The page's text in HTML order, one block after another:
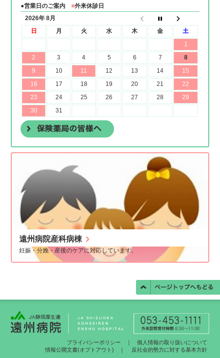
●営業日のご案内■外来休診日
遠州病院産科病棟
妊娠・分娩・産後のケアに対応しています。
プライバシーポリシー ｜個人情報の取り扱いについて
情報公開文書(オプトアウト)
｜ 反社会的勢力に対する基本方針